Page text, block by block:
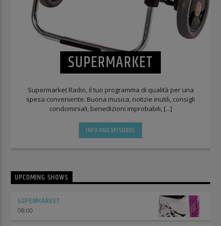
SUPERMARKET
Supermarket Radio, il tuo programma di qualità per una
spesa conveniente. Buona musica, notizie inutili, consigli
condominiali, benedizioni improbabili, [...]
INFO AND EPISODES
UPCOMING SHOWS
SUPERMARKET
08:00